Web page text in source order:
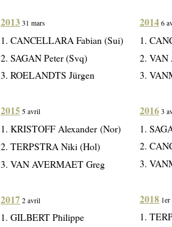
2013 31 mars
1. CANCELLARA Fabian (Sui)
2. SAGAN Peter (Svq)
3. ROELANDTS Jürgen
2015 5 avril
1. KRISTOFF Alexander (Nor)
2. TERPSTRA Niki (Hol)
3. VAN AVERMAET Greg
2017 2 avril
1. GILBERT Philippe
2014 6
1.
2. VAN
3.
2016 3
1.
2.
3.
2018
1.